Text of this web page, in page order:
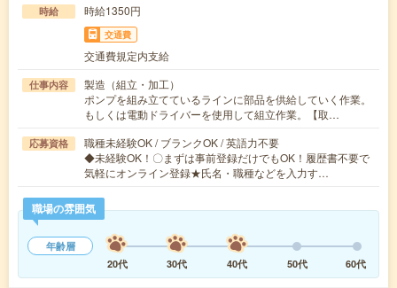
時給 時給1350円
交通費
交通費規定内支給
仕事内容
製造（組立・加工）
ポンプを組み立てているラインに部品を供給していく作業。
もしくは電動ドライバーを使用して組立作業。【取…
応募資格
職種未経験OK / ブランクOK / 英語力不要
◆未経験OK！〇まずは事前登録だけでもOK！履歴書不要で
気軽にオンライン登録★氏名・職種などを入力す…
職場の雰囲気
年齢層
20代
30代 40代 50代 60代